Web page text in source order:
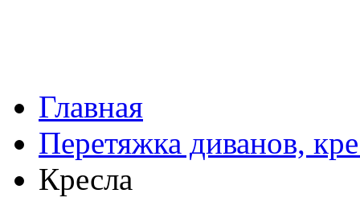
Главная
Перетяжка диванов,
Кресла